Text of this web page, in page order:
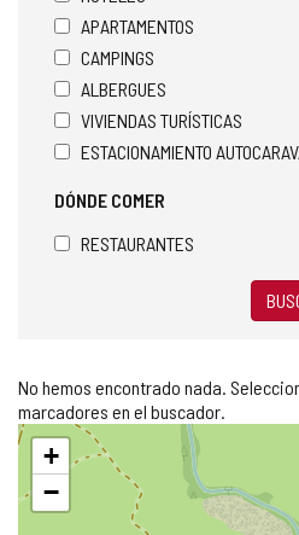
APARTAMENTOS
CAMPINGS
ALBERGUES
VIVIENDAS TURÍSTICAS
ESTACIONAMIENTO
DÓNDE COMER
RESTAURANTES
No hemos encontrado nada.
marcadores en el buscador.
Saltar
mapa
+
−